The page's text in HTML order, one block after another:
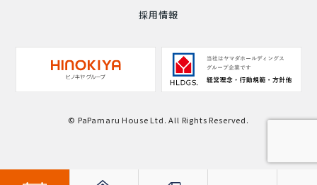
採用情報
© PaPamaru House Ltd. All Rights Reserved.